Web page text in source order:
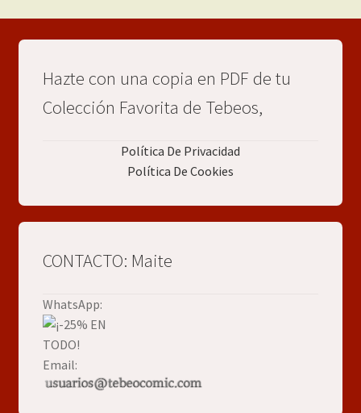
Hazte con una copia en PDF de tu
Colección Favorita de Tebeos,
Política De Privacidad
Política De Cookies
CONTACTO: Maite
WhatsApp:
Email: